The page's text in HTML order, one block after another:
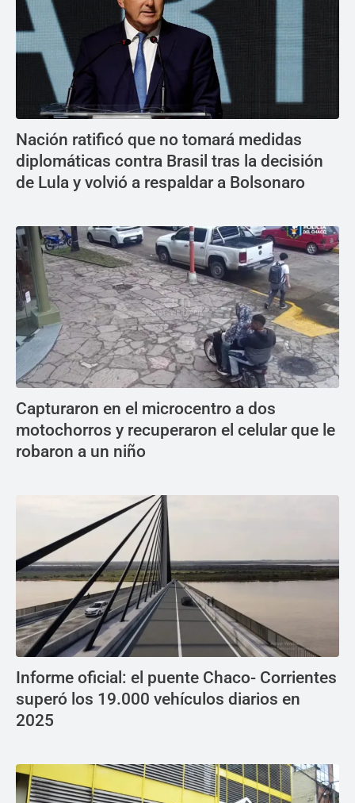
Nación ratificó que no tomará medidas
diplomáticas contra Brasil tras la decisión
de Lula y volvió a respaldar a Bolsonaro
Capturaron en el microcentro a dos
motochorros y recuperaron el celular que le
robaron a un niño
Informe oficial: el puente Chaco- Corrientes
superó los 19.000 vehículos diarios en
2025